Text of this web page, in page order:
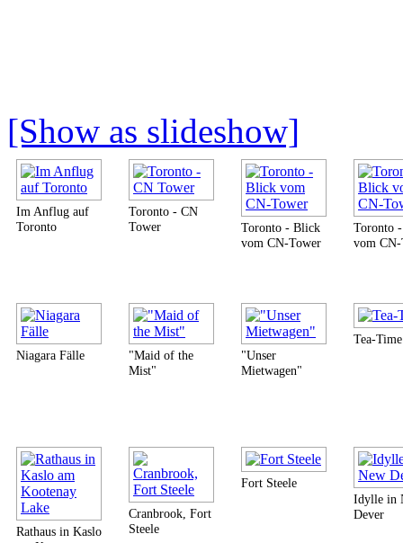
[Show as slideshow]
Im Anflug auf
Toronto
Toronto - CN
Tower
Toronto - Blick
vom CN-Tower
Toronto
vom
Niagara Fälle
"Maid of the
Mist"
"Unser
Mietwagen"
Tea-Time
Rathaus in Kaslo
Cranbrook, Fort
Steele
Fort Steele
Idylle in
Dever